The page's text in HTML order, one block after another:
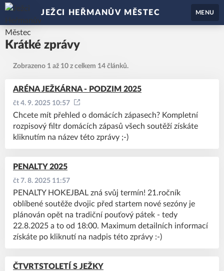
JEŽCI HEŘMANŮV MĚSTEC MENU
Krátké zprávy
Zobrazeno 1 až 10 z celkem 14 článků.
čt 4. 9. 2025 10:57
ARÉNA JEŽKÁRNA - PODZIM 2025
Chcete mít přehled o domácích zápasech? Kompletní
rozpisový filtr domácích zápasů všech soutěží získáte
kliknutím na název této zprávy ;-)
čt 7. 8. 2025 11:57
PENALTY 2025
PENALTY HOKEJBAL zná svůj termín! 21.ročník
oblíbené soutěže dvojic před startem nové sezóny je
plánován opět na tradiční pouťový pátek - tedy
22.8.2025 a to od 18:00. Maximum detailních informací
získáte po kliknutí na nadpis této zprávy :-)
ČTVRTSTOLETÍ S JEŽKY